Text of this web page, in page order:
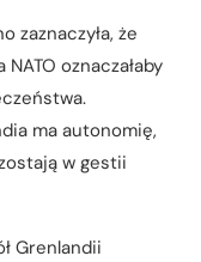
zaznaczyła, że
oznaczałaby
ma autonomię,
w gestii
Grenlandii